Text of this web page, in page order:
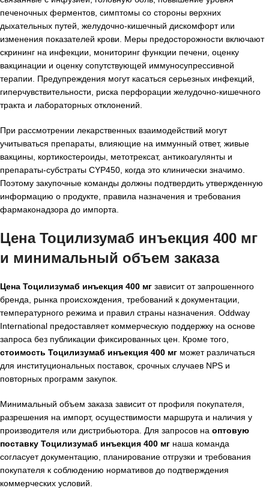
печеночных ферментов, симптомы со стороны верхних
дыхательных путей, желудочно-кишечный дискомфорт или
изменения показателей крови. Меры предосторожности включают
скрининг на инфекции, мониторинг функции печени, оценку
вакцинации и оценку сопутствующей иммуносупрессивной
терапии. Предупреждения могут касаться серьезных инфекций,
гиперчувствительности, риска перфорации желудочно-кишечного
тракта и лабораторных отклонений.
При рассмотрении лекарственных взаимодействий могут
учитываться препараты, влияющие на иммунный ответ, живые
вакцины, кортикостероиды, метотрексат, антикоагулянты и
препараты-субстраты CYP450, когда это клинически значимо.
Поэтому закупочные команды должны подтвердить утвержденную
информацию о продукте, правила назначения и требования
фармаконадзора до импорта.
Цена Тоцилизумаб инъекция 400 мг
и минимальный объем заказа
Цена Тоцилизумаб инъекция 400 мг зависит от запрошенного
бренда, рынка происхождения, требований к документации,
температурного режима и правил страны назначения. Oddway
International предоставляет коммерческую поддержку на основе
запроса без публикации фиксированных цен. Кроме того,
стоимость Тоцилизумаб инъекция 400 мг может различаться
для институциональных поставок, срочных случаев NPS и
повторных программ закупок.
Минимальный объем заказа зависит от профиля покупателя,
разрешения на импорт, осуществимости маршрута и наличия у
производителя или дистрибьютора. Для запросов на оптовую
поставку Тоцилизумаб инъекция 400 мг наша команда
согласует документацию, планирование отгрузки и требования
покупателя к соблюдению нормативов до подтверждения
коммерческих условий.